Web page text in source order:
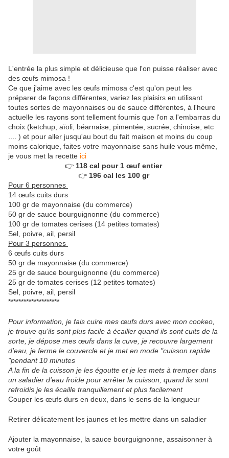
L'entrée la plus simple et délicieuse que l'on puisse réaliser avec
des œufs mimosa !
Ce que j'aime avec les œufs mimosa c'est qu'on peut les
préparer de façons différentes, variez les plaisirs en utilisant
toutes sortes de mayonnaises ou de sauce différentes, à l'heure
actuelle les rayons sont tellement fournis que l'on a l'embarras du
choix (ketchup, aïoli, béarnaise, pimentée, sucrée, chinoise, etc
.... ) et pour aller jusqu'au bout du fait maison et moins du coup
moins calorique, faites votre mayonnaise sans huile vous même,
je vous met la recette ici
👉 118 cal pour 1 œuf entier
👉 196 cal les 100 gr
Pour 6 personnes
14 œufs cuits durs
100 gr de mayonnaise (du commerce)
50 gr de sauce bourguignonne (du commerce)
100 gr de tomates cerises (14 petites tomates)
Sel, poivre, ail, persil
Pour 3 personnes
6 œufs cuits durs
50 gr de mayonnaise (du commerce)
25 gr de sauce bourguignonne (du commerce)
25 gr de tomates cerises (12 petites tomates)
Sel, poivre, ail, persil
********************
Pour information, je fais cuire mes œufs durs avec mon cookeo,
je trouve qu'ils sont plus facile à écailler quand ils sont cuits de la
sorte, je dépose mes œufs dans la cuve, je recouvre largement
d'eau, je ferme le couvercle et je met en mode "cuisson rapide
"pendant 10 minutes
A la fin de la cuisson je les égoutte et je les mets à tremper dans
un saladier d'eau froide pour arrêter la cuisson, quand ils sont
refroidis je les écaille tranquillement et plus facilement
Couper les œufs durs en deux, dans le sens de la longueur
Retirer délicatement les jaunes et les mettre dans un saladier
Ajouter la mayonnaise, la sauce bourguignonne, assaisonner à
votre goût